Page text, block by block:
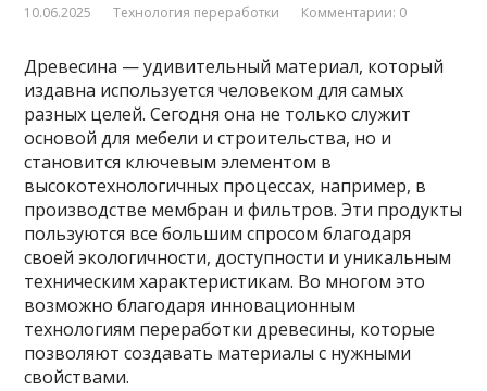
10.06.2025 Технология переработки Комментарии: 0
Древесина — удивительный материал, который
издавна используется человеком для самых
разных целей. Сегодня она не только служит
основой для мебели и строительства, но и
становится ключевым элементом в
высокотехнологичных процессах, например, в
производстве мембран и фильтров. Эти продукты
пользуются все большим спросом благодаря
своей экологичности, доступности и уникальным
техническим характеристикам. Во многом это
возможно благодаря инновационным
технологиям переработки древесины, которые
позволяют создавать материалы с нужными
свойствами.